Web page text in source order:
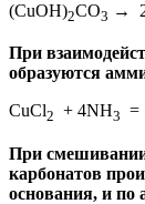
(CuOH)2CO3 →
При
образуются
CuCl2 + 4NH3 =
При
карбонатов
основания, и по